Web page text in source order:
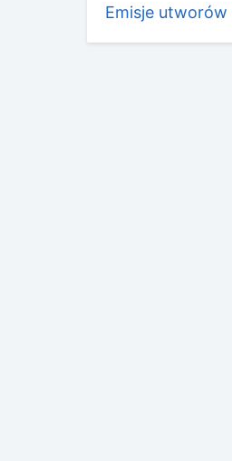
Emisje utworów